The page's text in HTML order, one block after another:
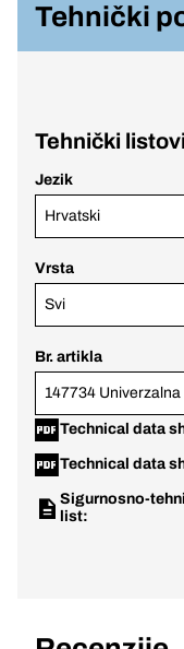
Tehnički
Tehnički
Jezik
Hrvatski
Vrsta
Svi
Br. artikla
147734 Univerzalna
Technical data
Technical data
Sigurnosno-
list: